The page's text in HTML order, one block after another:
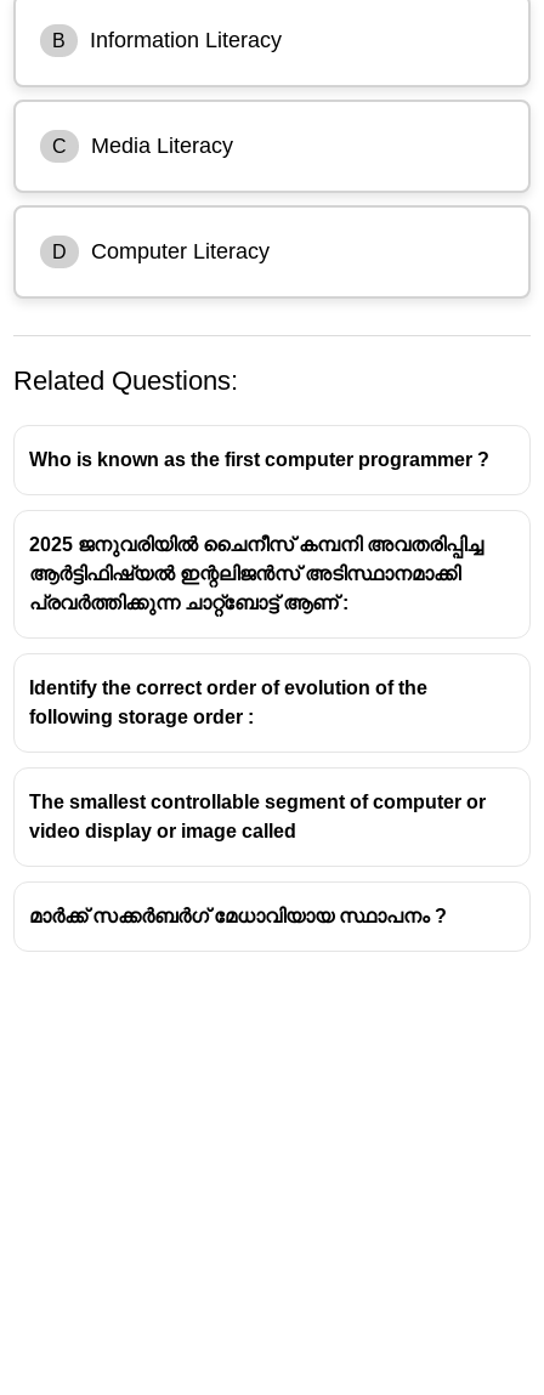
B Information Literacy
C Media Literacy
D Computer Literacy
Related Questions:
Who is known as the first computer programmer ?
2025 ജനുവരിയിൽ ചൈനീസ് കമ്പനി അവതരിപ്പിച്ച
ആർട്ടിഫിഷ്യൽ ഇന്റലിജൻസ് അടിസ്ഥാനമാക്കി
പ്രവർത്തിക്കുന്ന ചാറ്റ്ബോട്ട് ആണ് :
Identify the correct order of evolution of the
following storage order :
The smallest controllable segment of computer or
video display or image called
മാർക്ക് സക്കർബർഗ് മേധാവിയായ സ്ഥാപനം ?